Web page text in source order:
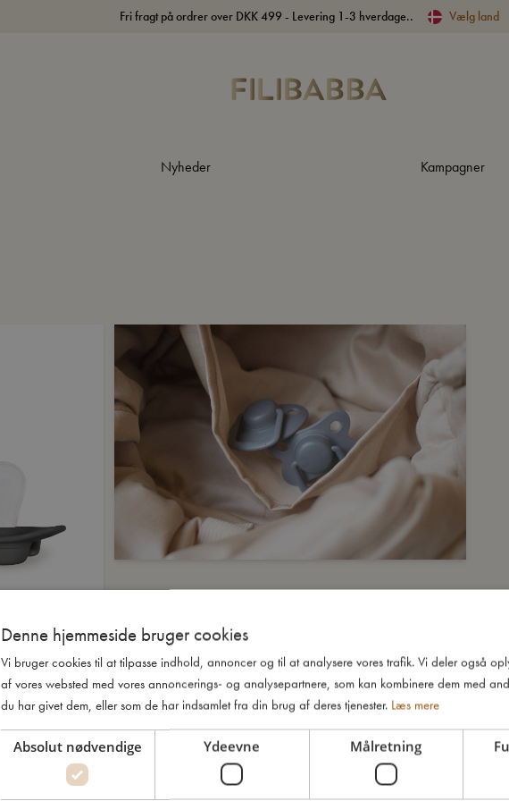
Fri fragt på ordrer over DKK 499 - Levering 1-3 hverdage.. Vælg land
Nyheder Kampagner
Denne hjemmeside bruger cookies
Vi bruger cookies til at tilpasse indhold, annoncer og til at analysere vores trafik. Vi deler også
af vores websted med vores annoncerings- og analysepartnere, som kan kombinere dem med
du har givet dem, eller som de har indsamlet fra din brug af deres tjenester. Læs mere
Absolut nødvendige Ydeevne Målretning